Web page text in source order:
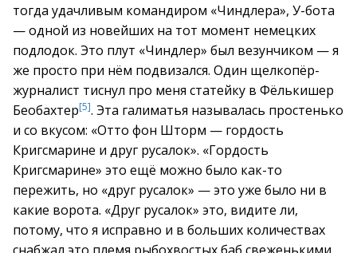
тогда удачливым командиром «Чиндлера», У-бота
— одной из новейших на тот момент немецких
подлодок. Это плут «Чиндлер» был везунчиком — я
же просто при нём подвизался. Один щелкопёр-
журналист тиснул про меня статейку в Фёлькишер
Беобахтер[5]. Эта галиматья называлась простенько
и со вкусом: «Отто фон Шторм — гордость
Кригсмарине и друг русалок». «Гордость
Кригсмарине» это ещё можно было как-то
пережить, но «друг русалок» — это уже было ни в
какие ворота. «Друг русалок» это, видите ли,
потому, что я исправно и в больших количествах